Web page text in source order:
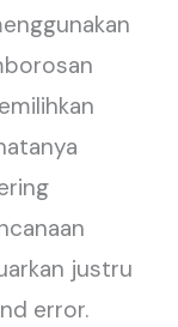
justru
error.